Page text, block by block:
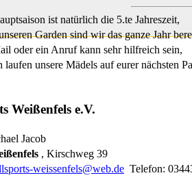
ist natürlich die 5.te Jahreszeit,
Garden sind wir das ganze Jahr
oder ein Anruf kann sehr hilfreich sein,
laufen unsere Mädels auf eurer nächsten
Weißenfels e.V.
Jacob
, Kirschweg 39
weissenfels@web.de Telefon: